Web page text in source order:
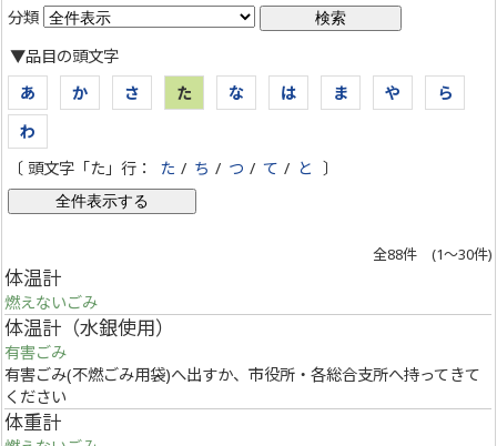
分類
▼品目の頭文字
あ
か さ た な は ま や
ら
わ
〔 頭文字「た」行：
た / ち / つ / て / と 〕
全88件 (1～30件)
体温計
燃えないごみ
体温計（水銀使用）
有害ごみ
有害ごみ(不燃ごみ用袋)へ出すか、市役所・各総合支所へ持ってきて
ください
体重計